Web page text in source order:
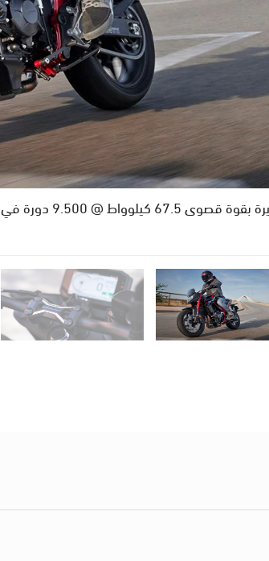
محرك 755 سي سي